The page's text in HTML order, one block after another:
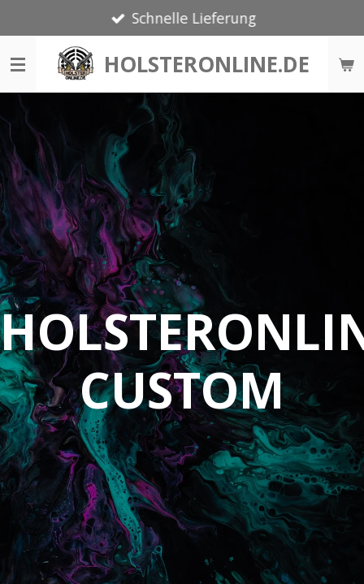
Hauptinhalt
springen
HOLSTERONLINE.DE
Schnelle Lieferung
CUSTOM